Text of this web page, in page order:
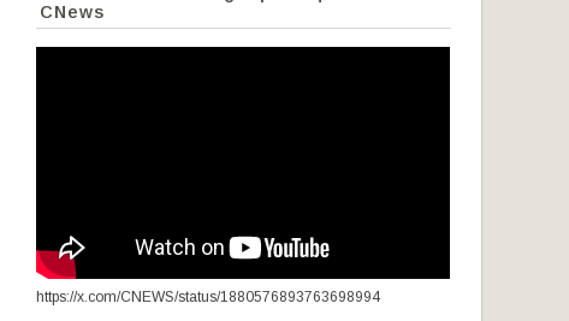
CNews
https://x.com/CNEWS/status/1880576893763698994